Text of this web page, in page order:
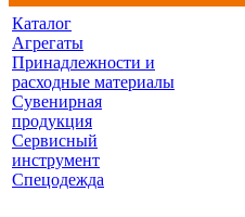
Каталог
Агрегаты
Принадлежности и
расходные материалы
Сувенирная
продукция
Сервисный
инструмент
Спецодежда